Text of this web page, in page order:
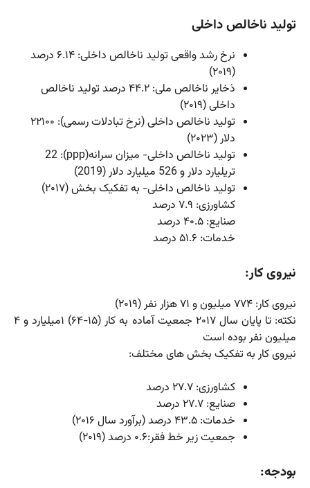
تولید ناخالص داخلی
نرخ رشد واقعی تولید ناخالص داخلی: ۶.۱۴ درصد
(۲۰۱۹)
ذخایر ناخالص ملی: ۴۴.۲ درصد تولید ناخالص
داخلی (۲۰۱۹)
تولید ناخالص داخلی (نرخ تبادلات رسمی): ۲۲۱۰۰
دلار (۲۰۲۳)
تولید ناخالص داخلی- میزان سرانه(ppp): 22
تریلیارد دلار و 526 میلیارد دلار (2019)
تولید ناخالص داخلی- به تفکیک بخش (۲۰۱۷)
کشاورزی: ۷.۹ درصد
صنایع: ۴۰.۵ درصد
خدمات: ۵۱.۶ درصد
نیروی کار:
نیروی کار: ۷۷۴ میلیون و ۷۱ هزار نفر (۲۰۱۹)
نکته: تا پایان سال ۲۰۱۷ جمعیت آماده به کار (۱۵-۶۴) ۱میلیارد و ۴
میلیون نفر بوده است
نیروی کار به تفکیک بخش های مختلف:
کشاورزی: ۲۷.۷ درصد
صنایع: ۲۷.۷ درصد
خدمات: ۴۳.۵ درصد (برآورد سال ۲۰۱۶)
جمعیت زیر خط فقر:۰.۶ درصد (۲۰۱۹)
بودجه: